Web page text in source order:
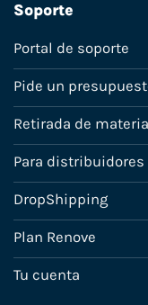
Soporte
Portal de soporte
Pide un
Retirada de
Para distribuidores
DropShipping
Plan Renove
Tu cuenta